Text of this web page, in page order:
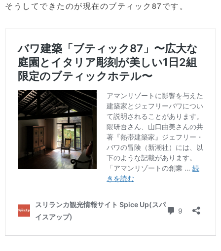
そうしてできたのが現在のブティック87です。